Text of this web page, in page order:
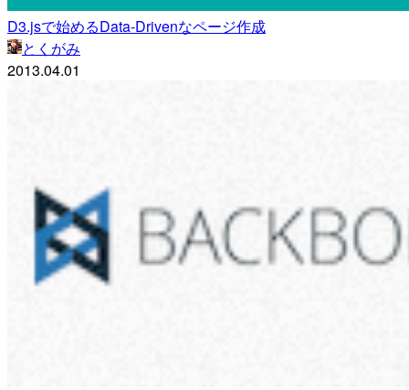
D3.jsで始めるData-Drivenなページ作成
とくがみ
2013.04.01